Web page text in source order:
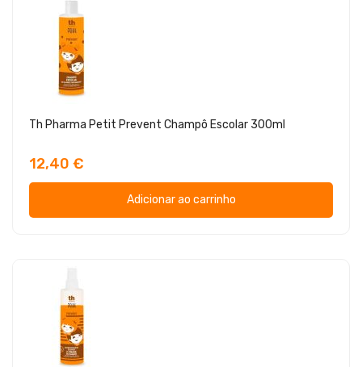
Th Pharma Petit Prevent Champô Escolar 300ml
12,40 €
Adicionar ao carrinho